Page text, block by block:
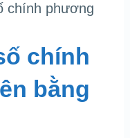
chính phương
chính
bằng